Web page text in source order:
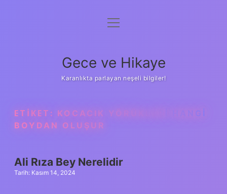
Anasayfa
Yasal Uyarı
menüyü
Gece ve Hikaye
Karanlıkta parlayan neşeli bilgiler!
ETIKET: KOCACIK YÖRÜKLERI HANGI
BOYDAN OLUŞUR
Ali Rıza Bey Nerelidir
Tarih: Kasım 14, 2024